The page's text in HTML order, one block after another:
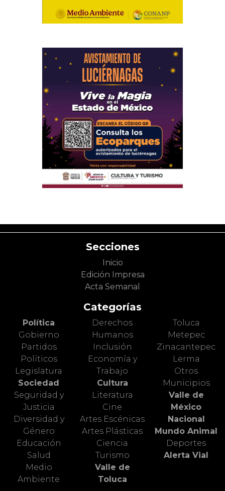
Secciones
Inicio
Edición Impresa
Acta Semanal
Categorías
Política
Gobierno
Partidos
Políticos
Legislatura
Sociedad
Seguridad y
Justicia
Diversidad y
Género
Educación
Salud
Medio
Ambiente
Derechos
Humanos
Inclusión
Economía y
Trabajo
Cultura
Literatura
Cine
Artes Escénicas
Artes Plásticas
Ciencia
Turismo
Valle de
Toluca
Toluca
Metepec
Zinacantepec
Lerma
Otros
Municipios
Valle de
México
Nacional
Mundo Animal
Deportes
Alerta Vial